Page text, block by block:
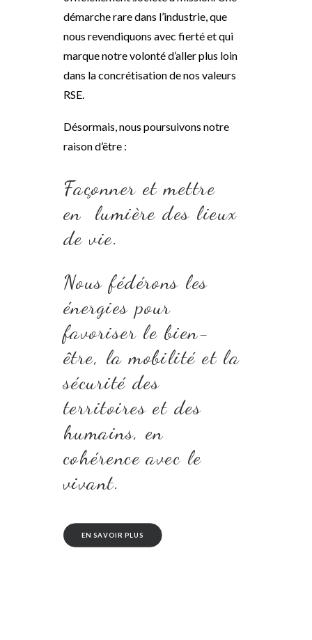
démarche rare dans l’industrie, que
nous revendiquons avec fierté et qui
marque notre volonté d’aller plus loin
dans la concrétisation de nos valeurs
RSE.
Désormais, nous poursuivons notre
raison d’être :
Façonner et mettre
en lumière des lieux
de vie.
Nous fédérons les
énergies pour
favoriser le bien-
être, la mobilité et la
sécurité des
territoires et des
humains, en
cohérence avec le
vivant.
EN SAVOIR PLUS